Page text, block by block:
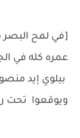
[في لمح
عمره كله في
بيلوي إيد
ويوقعوا تحت